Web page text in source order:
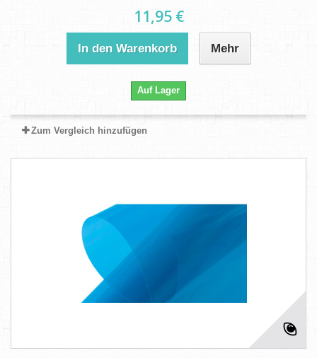
11,95 €
In den Warenkorb Mehr
Auf Lager
Zum Vergleich hinzufügen